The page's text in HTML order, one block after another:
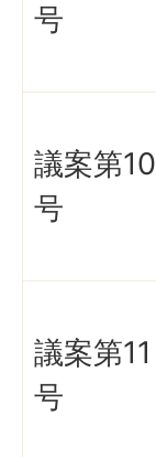
号
議案第10
号
議案第11
号